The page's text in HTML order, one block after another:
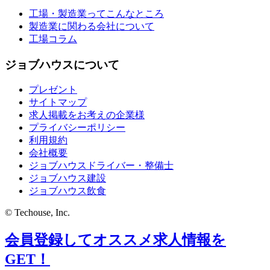
工場・製造業ってこんなところ
製造業に関わる会社について
工場コラム
ジョブハウスについて
プレゼント
サイトマップ
求人掲載をお考えの企業様
プライバシーポリシー
利用規約
会社概要
ジョブハウスドライバー・整備士
ジョブハウス建設
ジョブハウス飲食
© Techouse, Inc.
会員登録してオススメ求人情報を
GET！